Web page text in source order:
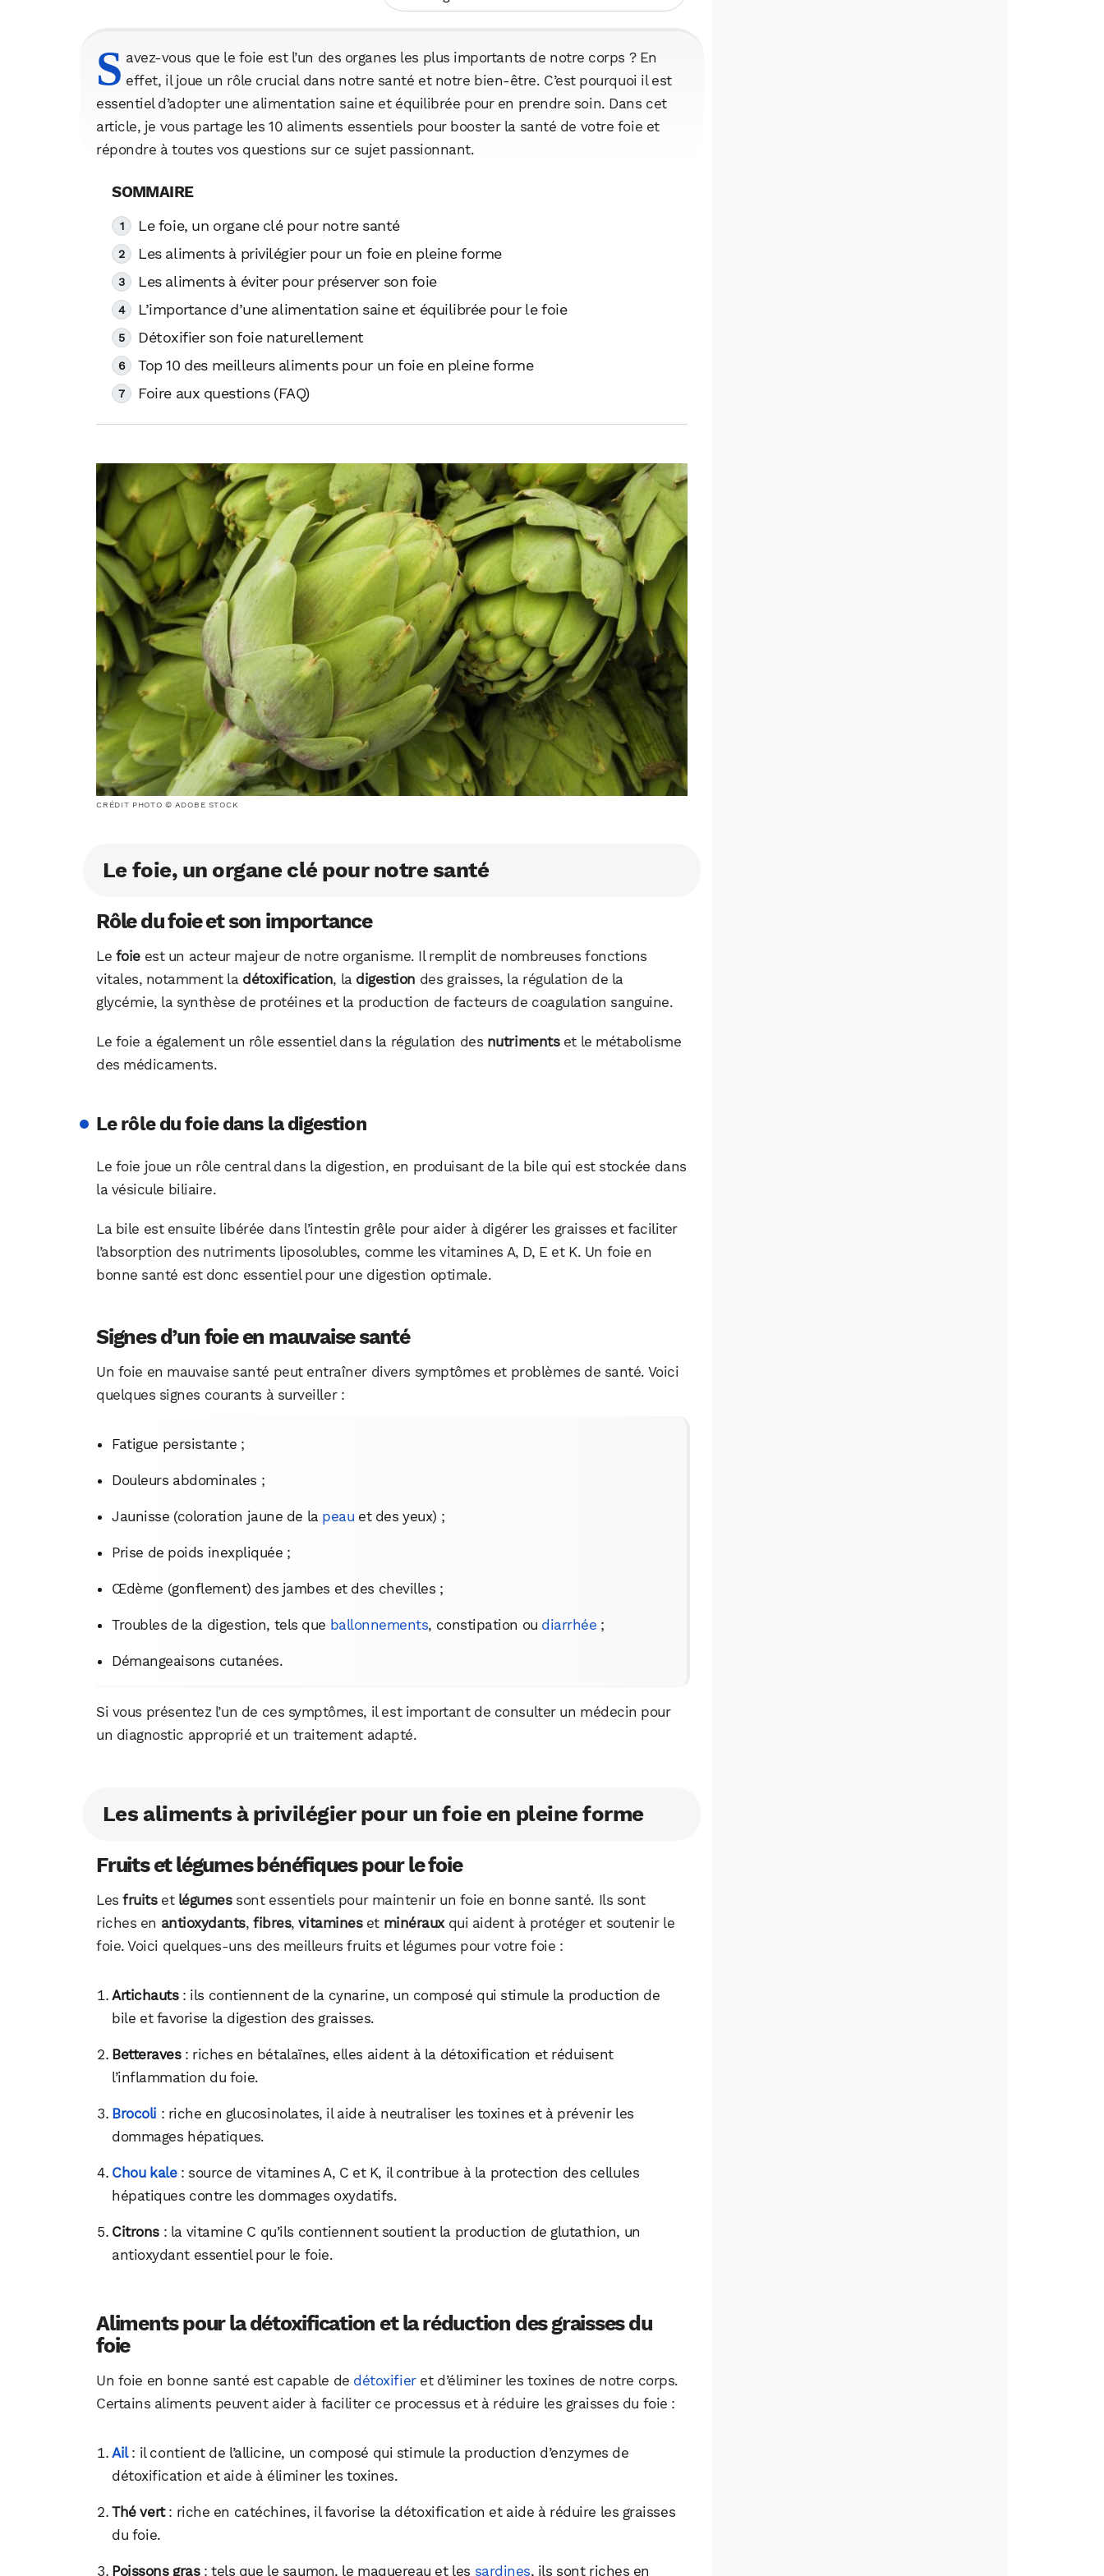
S avez-vous que le foie est l’un des organes les plus importants de notre corps ? En
effet, il joue un rôle crucial dans notre santé et notre bien-être. C’est pourquoi il est
essentiel d’adopter une alimentation saine et équilibrée pour en prendre soin. Dans cet
article, je vous partage les 10 aliments essentiels pour booster la santé de votre foie et
répondre à toutes vos questions sur ce sujet passionnant.
Le foie, un organe clé pour notre santé
Les aliments à privilégier pour un foie en pleine forme
Les aliments à éviter pour préserver son foie
L’importance d’une alimentation saine et équilibrée pour le foie
Détoxifier son foie naturellement
Top 10 des meilleurs aliments pour un foie en pleine forme
Foire aux questions (FAQ)
CRÉDIT PHOTO © ADOBE STOCK
Le foie, un organe clé pour notre santé
Rôle du foie et son importance
Le foieest un acteur majeur de notre organisme. Il remplit de nombreuses fonctions
vitales, notamment la détoxification, la digestion des graisses, la régulation de la
glycémie, la synthèse de protéines et la production de facteurs de coagulation sanguine.
Le foie a également un rôle essentiel dans la régulation des nutrimentset le métabolisme
des médicaments.
Le rôle du foie dans la digestion
Le foie joue un rôle central dans la digestion, en produisant de la bile qui est stockée dans
la vésicule biliaire.
La bile est ensuite libérée dans l’intestin grêle pour aider à digérer les graisses et faciliter
l’absorption des nutriments liposolubles, comme les vitamines A, D, E et K. Un foie en
bonne santé est donc essentiel pour une digestion optimale.
Signes d’un foie en mauvaise santé
Un foie en mauvaise santé peut entraîner divers symptômes et problèmes de santé. Voici
quelques signes courants à surveiller :
Fatigue persistante ;
Douleurs abdominales ;
Jaunisse (coloration jaune de la peau et des yeux) ;
Prise de poids inexpliquée ;
Œdème (gonflement) des jambes et des chevilles ;
Troubles de la digestion, tels que ballonnements, constipation ou diarrhée ;
Démangeaisons cutanées.
Si vous présentez l’un de ces symptômes, il est important de consulter un médecin pour
un diagnostic approprié et un traitement adapté.
Les aliments à privilégier pour un foie en pleine forme
Fruits et légumes bénéfiques pour le foie
Lesfruitset légumessont essentiels pour maintenir un foie en bonne santé. Ils sont
riches en antioxydants,fibres,vitamineset minérauxqui aident à protéger et soutenir le
foie. Voici quelques-uns des meilleurs fruits et légumes pour votre foie :
Artichauts: ils contiennent de la cynarine, un composé qui stimule la production de
bile et favorise la digestion des graisses.
Betteraves: riches en bétalaïnes, elles aident à la détoxification et réduisent
l’inflammation du foie.
Brocoli : riche en glucosinolates, il aide à neutraliser les toxines et à prévenir les
dommages hépatiques.
Chou kale: source de vitamines A, C et K, il contribue à la protection des cellules
hépatiques contre les dommages oxydatifs.
Citrons: la vitamine C qu’ils contiennent soutient la production de glutathion, un
antioxydant essentiel pour le foie.
Aliments pour la détoxification et la réduction des graisses du
foie
Un foie en bonne santé est capable de détoxifieret d’éliminer les toxines de notre corps.
Certains aliments peuvent aider à faciliter ce processus et à réduire les graisses du foie :
Ail: il contient de l’allicine, un composé qui stimule la production d’enzymes de
détoxification et aide à éliminer les toxines.
Thé vert: riche en catéchines, il favorise la détoxification et aide à réduire les graisses
du foie.
Poissons gras: tels que le saumon, le maquereau et les sardines, ils sont riches en